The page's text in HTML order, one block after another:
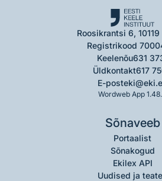
Roosikrantsi 6,
Registrikood
Keelenõu631
Üldkontakt617
E-post
Wordweb App
Sõnaveeb
Portaalist
Sõnakogud
Ekilex API
Uudised ja